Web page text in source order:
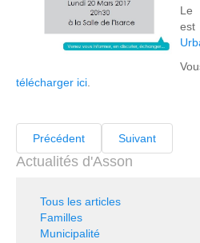
Le
est
télécharger ici
Précédent Suivant
Actualités d'Asson
Tous les articles
Familles
Municipalité